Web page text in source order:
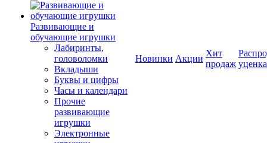
Развивающие и
обучающие игрушки
Лабиринты,
головоломки
Вкладыши
Буквы и цифры
Часы и календари
Прочие
развивающие
игрушки
Электронные
Новинки Акции
Хит
продаж уценка